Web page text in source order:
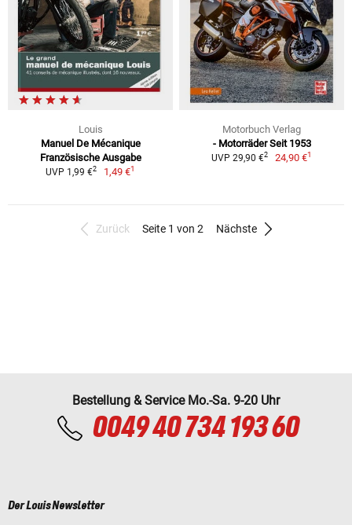
Louis
Manuel De Mécanique
Französische Ausgabe
UVP 1,99 €2 1,49 €1
Motorbuch Verlag
- Motorräder Seit 1953
UVP 29,90 €2 24,90 €1
Zurück Seite 1 von 2 Nächste
Bestellung & Service Mo.-Sa. 9-20 Uhr
0049 40 734 193 60
Der Louis Newsletter